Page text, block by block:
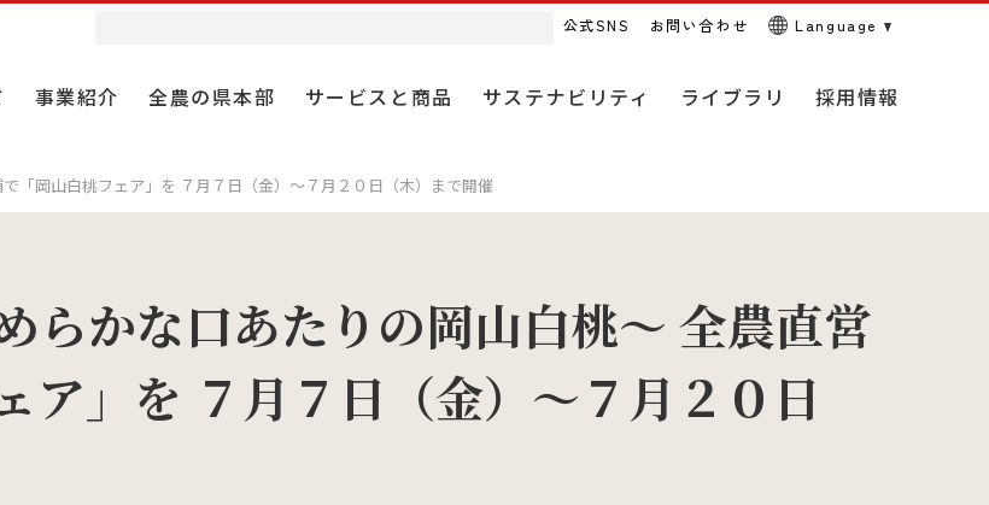
ぐ 全農の役割 全農の概要
事業紹介
肥料事業 農薬事業
全農の県本部 サービスと商品 サステナビリティ
組織とガバナンス
る取り組み
ライブラリ
スペシャルサイト ＪＡ全農オフィシャルSNS
採用情報
公式SNS お問い合わせ Language
「岡山白桃フェア」を ７月７日（金）～７月２０日（木）まで開催
らかな口あたりの岡山白桃～ 全農直営
ア」を ７月７日（金）～７月２０日